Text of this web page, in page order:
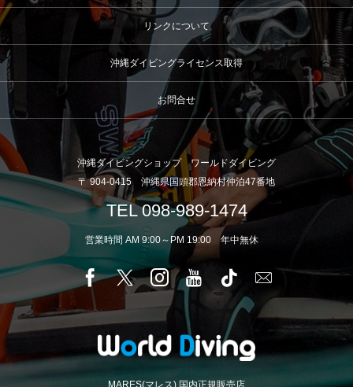
リンクについて
沖縄ダイビングライセンス取得
お問合せ
沖縄ダイビングショップ ワールドダイビング
〒 904-0415 沖縄県国頭郡恩納村仲泊47番地
TEL 098-989-1474
営業時間 AM 9:00～PM 19:00 年中無休
MARES(マレス) 国内正規販売店